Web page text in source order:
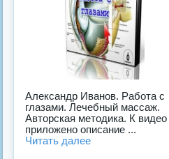
Александр Иванов. Работа с
глазами. Лечебный массаж.
Авторская методика. К видео
приложено описание ...
Читать далее